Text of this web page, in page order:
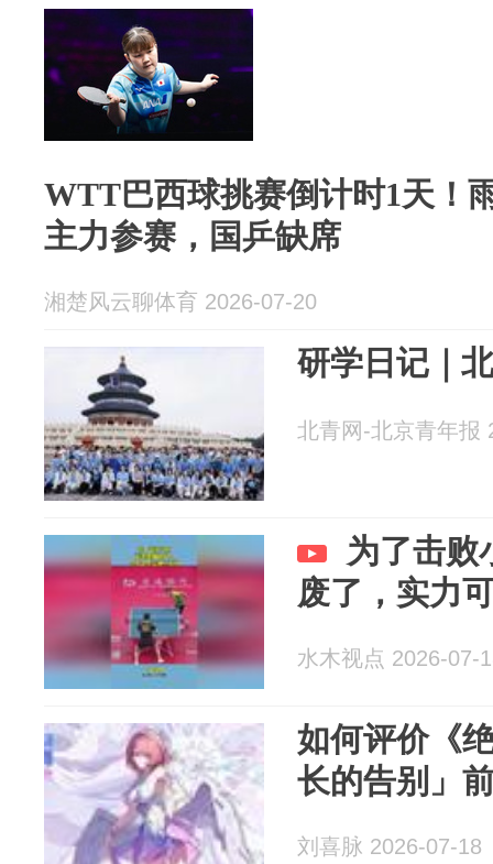
WTT巴西球挑赛倒计时1天！
主力参赛，国乒缺席
湘楚风云聊体育 2026-07-20
研学日记｜
北青网-北京青年报
为了击败
废了，实力
水木视点 2026-07-
如何评价《
长的告别」
刘喜脉 2026-07-18